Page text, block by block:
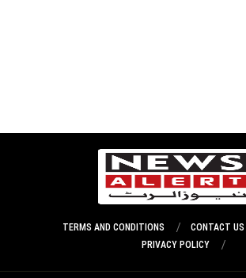
CONTACT US
TERMS AND CONDITIONS
PRIVACY POLICY